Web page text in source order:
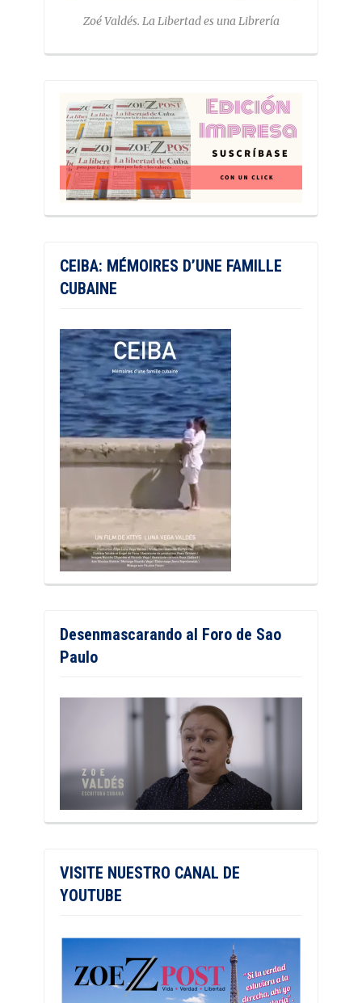
Zoé Valdés. La Libertad es una Librería
CEIBA: MÉMOIRES D’UNE FAMILLE
CUBAINE
Desenmascarando al Foro de Sao
Paulo
VISITE NUESTRO CANAL DE
YOUTUBE